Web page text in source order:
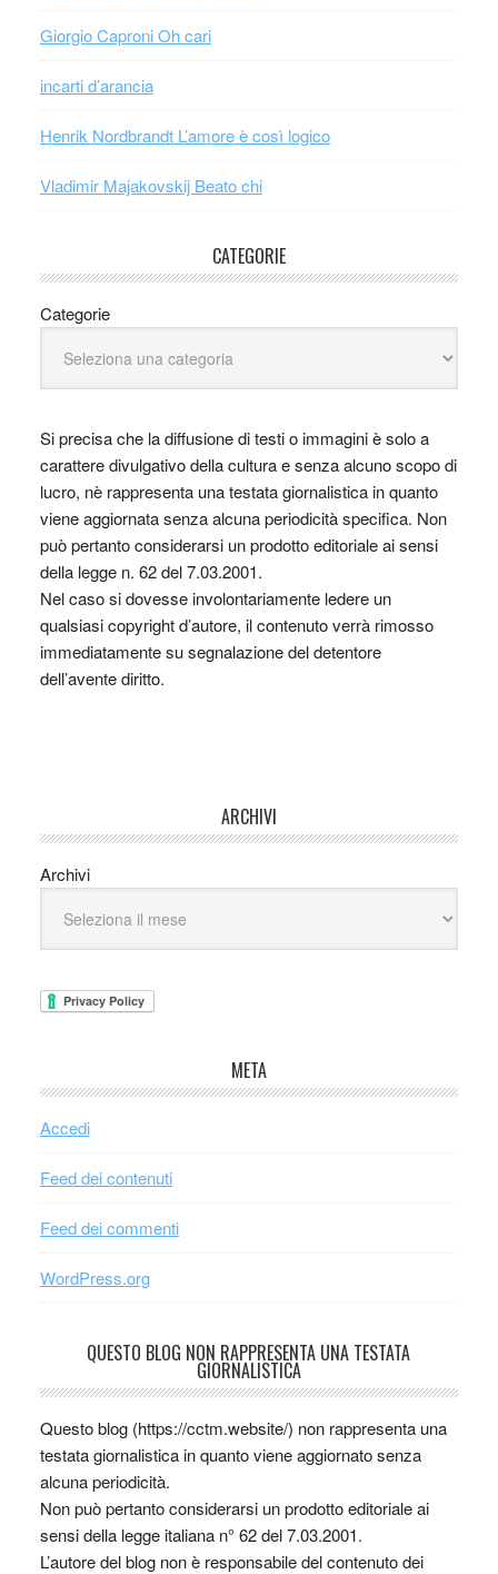
Giorgio Caproni Oh cari
incarti d’arancia
Henrik Nordbrandt L’amore è così logico
Vladimir Majakovskij Beato chi
CATEGORIE
Categorie
Si precisa che la diffusione di testi o immagini è solo a
carattere divulgativo della cultura e senza alcuno scopo di
lucro, nè rappresenta una testata giornalistica in quanto
viene aggiornata senza alcuna periodicità specifica. Non
può pertanto considerarsi un prodotto editoriale ai sensi
della legge n. 62 del 7.03.2001.
Nel caso si dovesse involontariamente ledere un
qualsiasi copyright d’autore, il contenuto verrà rimosso
immediatamente su segnalazione del detentore
dell’avente diritto.
ARCHIVI
Archivi
META
Accedi
Feed dei contenuti
Feed dei commenti
WordPress.org
QUESTO BLOG NON RAPPRESENTA UNA TESTATA
GIORNALISTICA
Questo blog (https://cctm.website/) non rappresenta una
testata giornalistica in quanto viene aggiornato senza
alcuna periodicità.
Non può pertanto considerarsi un prodotto editoriale ai
sensi della legge italiana n° 62 del 7.03.2001.
L’autore del blog non è responsabile del contenuto dei